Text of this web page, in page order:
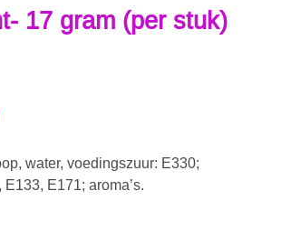
17 gram (per stuk)
water, voedingszuur: E330;
E171; aroma’s.